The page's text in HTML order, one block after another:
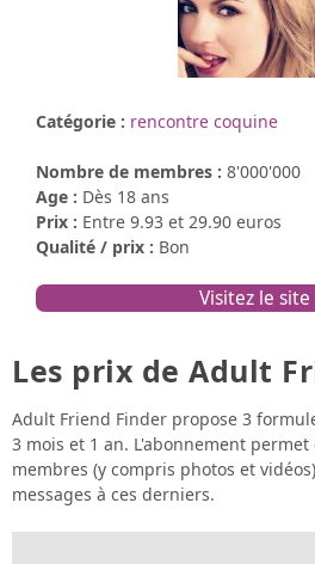
Catégorie : rencontre coquine
Nombre de membres : 8'000'000
Age : Dès 18 ans
Prix : Entre 9.93 et 29.90 euros
Qualité / prix : Bon
Visitez le site
Les prix de Adult
Adult Friend Finder propose 3
3 mois et 1 an. L'abonnement
membres (y compris photos et
messages à ces derniers.